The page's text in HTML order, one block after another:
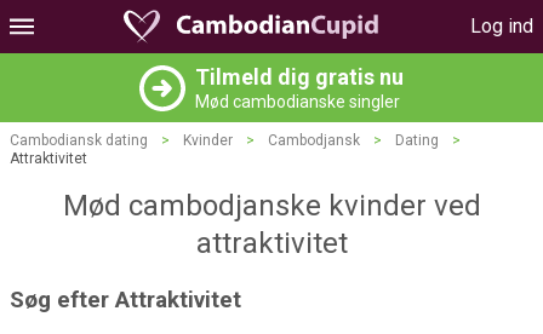
Log ind
Tilmeld dig gratis nu
Mød cambodianske singler
Cambodiansk dating > Kvinder > Cambodjansk > Dating
>
Attraktivitet
Mød cambodjanske kvinder ved
attraktivitet
Søg efter Attraktivitet